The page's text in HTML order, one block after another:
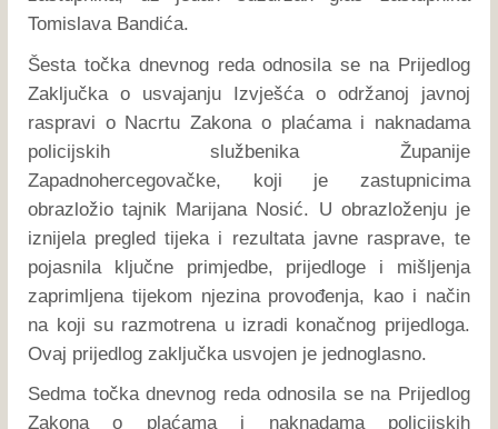
Tomislava Bandića.
Šesta točka dnevnog reda odnosila se na Prijedlog
Zaključka o usvajanju Izvješća o održanoj javnoj
raspravi o Nacrtu Zakona o plaćama i naknadama
policijskih službenika Županije
Zapadnohercegovačke, koji je zastupnicima
obrazložio tajnik Marijana Nosić. U obrazloženju je
iznijela pregled tijeka i rezultata javne rasprave, te
pojasnila ključne primjedbe, prijedloge i mišljenja
zaprimljena tijekom njezina provođenja, kao i način
na koji su razmotrena u izradi konačnog prijedloga.
Ovaj prijedlog zaključka usvojen je jednoglasno.
Sedma točka dnevnog reda odnosila se na Prijedlog
Zakona o plaćama i naknadama policijskih